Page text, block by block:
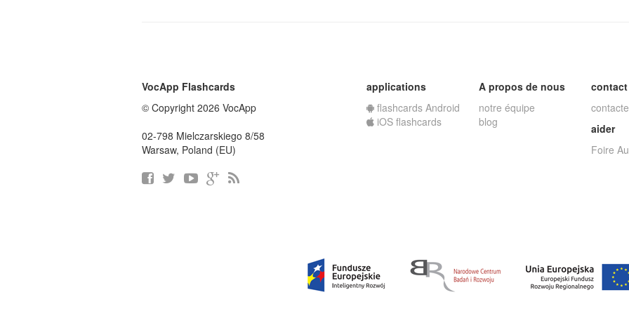
VocApp Flashcards
© Copyright 2026 VocApp
02-798 Mielczarskiego 8/58
Warsaw, Poland (EU)
applications
flashcards Android
iOS flashcards
A propos de nous
notre équipe
blog
contact
aider
Foire